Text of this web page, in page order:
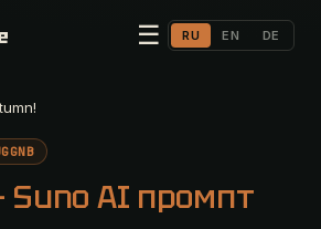
☰ RU EN DE
Suno AI промпт